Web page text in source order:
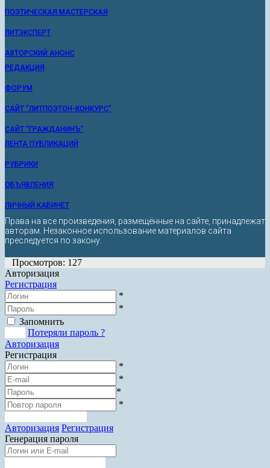
ПОЭТИЧЕСКАЯ МАСТЕРСКАЯ
ЛИТЭКСПЕРТ
АВТОРСКИЙ АНОНС
РЕДАКЦИЯ
ФОРУМ
САЙТ "ЛИТПОЭТОН-КОНКУРС"
САЙТ "ГРАЖДАНИНЪ"
ЛЕНТА ПУБЛИКАЦИЙ
РУБРИКИ
ОБЪЯВЛЕНИЯ
ЛИЧНЫЙ КАБИНЕТ
Права на все произведения, размещённые на сайте, принадлежат
авторам. Незаконное использование материалов сайта
преследуется по закону.
Просмотров: 127
Авторизация
Регистрация
*
*
Запомнить
Потеряли пароль ?
Авторизация
Регистрация
*
*
*
*
Авторизация Регистрация
Генерация пароля